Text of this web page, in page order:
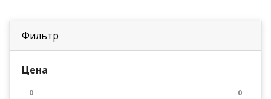
Фильтр
Цена
0 0